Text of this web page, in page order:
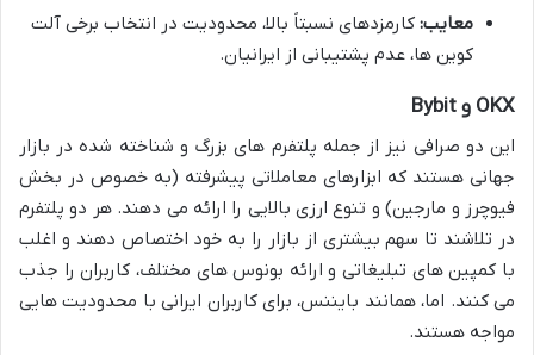
معایب: کارمزدهای نسبتاً بالا، محدودیت در انتخاب برخی آلت
کوین ها، عدم پشتیبانی از ایرانیان.
OKX و Bybit
این دو صرافی نیز از جمله پلتفرم های بزرگ و شناخته شده در بازار
جهانی هستند که ابزارهای معاملاتی پیشرفته (به خصوص در بخش
فیوچرز و مارجین) و تنوع ارزی بالایی را ارائه می دهند. هر دو پلتفرم
در تلاشند تا سهم بیشتری از بازار را به خود اختصاص دهند و اغلب
با کمپین های تبلیغاتی و ارائه بونوس های مختلف، کاربران را جذب
می کنند. اما، همانند بایننس، برای کاربران ایرانی با محدودیت هایی
مواجه هستند.